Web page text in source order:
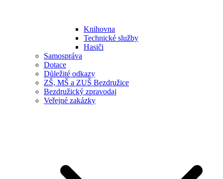
Knihovna
Technické služby
Hasiči
Samospráva
Dotace
Důležité odkazy
ZŠ, MŠ a ZUŠ Bezdružice
Bezdružický zpravodaj
Veřejné zakázky